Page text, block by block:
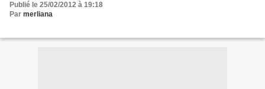
Publié le 25/02/2012 à 19:18
Par merliana